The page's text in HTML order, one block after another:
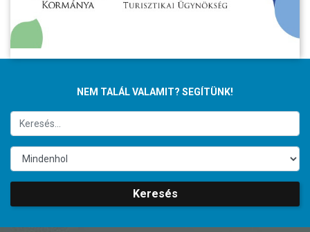
NEM TALÁL VALAMIT? SEGÍTÜNK!
Keresés